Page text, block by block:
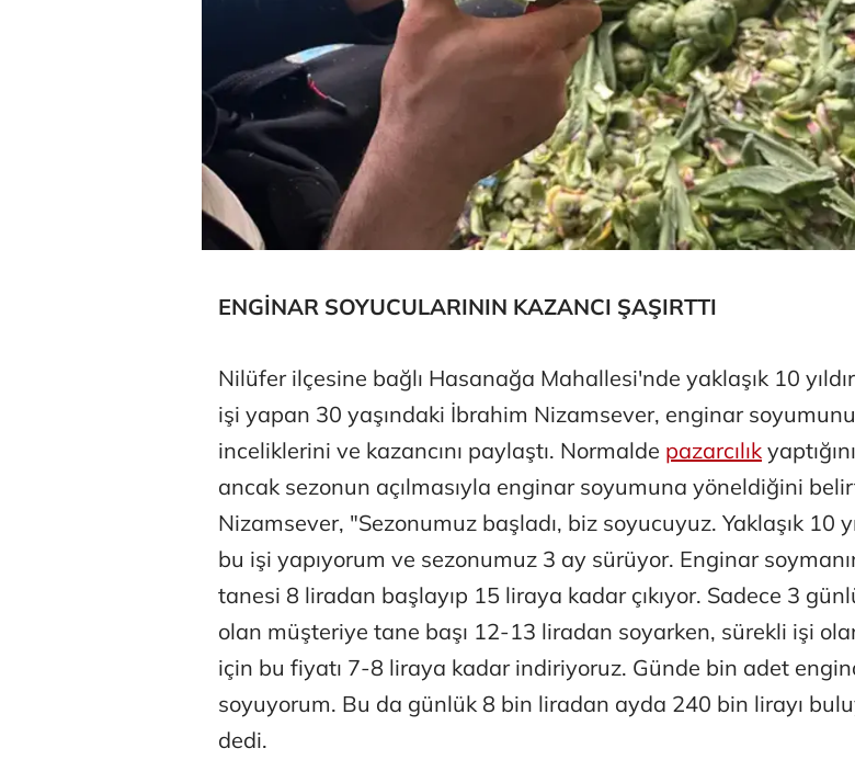
ENGİNAR SOYUCULARININ KAZANCI ŞAŞIRTTI
Nilüfer ilçesine bağlı Hasanağa Mahallesi'nde yaklaşık 10
işi yapan 30 yaşındaki İbrahim Nizamsever, enginar
inceliklerini ve kazancını paylaştı. Normalde pazarcılıkyaptığını
ancak sezonun açılmasıyla enginar soyumuna yöneldiğini
Nizamsever, "Sezonumuz başladı, biz soyucuyuz. Yaklaşık 10
bu işi yapıyorum ve sezonumuz 3 ay sürüyor. Enginar
tanesi 8 liradan başlayıp 15 liraya kadar çıkıyor. Sadece 3
olan müşteriye tane başı 12-13 liradan soyarken, sürekli işi
için bu fiyatı 7-8 liraya kadar indiriyoruz. Günde bin adet
soyuyorum. Bu da günlük 8 bin liradan ayda 240 bin lirayı
dedi.
Hürmüz formülü Hürmüz formülü